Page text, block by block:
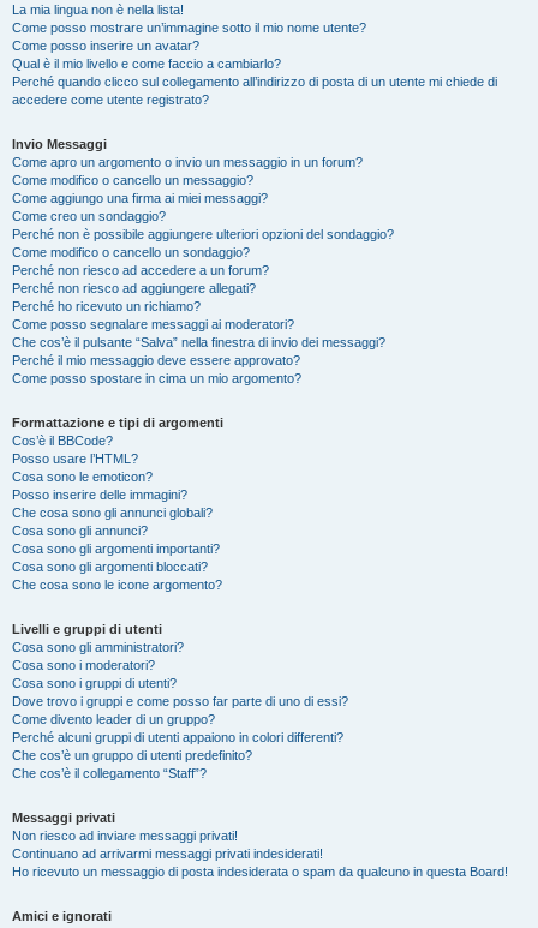
La mia lingua non è nella lista!
Come posso mostrare un’immagine sotto il mio nome utente?
Come posso inserire un avatar?
Qual è il mio livello e come faccio a cambiarlo?
Perché quando clicco sul collegamento all’indirizzo di posta di un utente mi chiede di
accedere come utente registrato?
Invio Messaggi
Come apro un argomento o invio un messaggio in un forum?
Come modifico o cancello un messaggio?
Come aggiungo una firma ai miei messaggi?
Come creo un sondaggio?
Perché non è possibile aggiungere ulteriori opzioni del sondaggio?
Come modifico o cancello un sondaggio?
Perché non riesco ad accedere a un forum?
Perché non riesco ad aggiungere allegati?
Perché ho ricevuto un richiamo?
Come posso segnalare messaggi ai moderatori?
Che cos’è il pulsante “Salva” nella finestra di invio dei messaggi?
Perché il mio messaggio deve essere approvato?
Come posso spostare in cima un mio argomento?
Formattazione e tipi di argomenti
Cos’è il BBCode?
Posso usare l’HTML?
Cosa sono le emoticon?
Posso inserire delle immagini?
Che cosa sono gli annunci globali?
Cosa sono gli annunci?
Cosa sono gli argomenti importanti?
Cosa sono gli argomenti bloccati?
Che cosa sono le icone argomento?
Livelli e gruppi di utenti
Cosa sono gli amministratori?
Cosa sono i moderatori?
Cosa sono i gruppi di utenti?
Dove trovo i gruppi e come posso far parte di uno di essi?
Come divento leader di un gruppo?
Perché alcuni gruppi di utenti appaiono in colori differenti?
Che cos’è un gruppo di utenti predefinito?
Che cos’è il collegamento “Staff”?
Messaggi privati
Non riesco ad inviare messaggi privati!
Continuano ad arrivarmi messaggi privati indesiderati!
Ho ricevuto un messaggio di posta indesiderata o spam da qualcuno in questa Board!
Amici e ignorati